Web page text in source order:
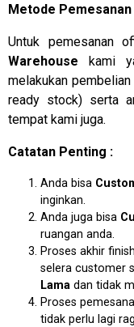
Metode
Untuk pemesanan
Warehouse kami
melakukan
ready stock) serta
tempat kami juga.
Catatan Penting :
Anda bisa
inginkan.
Anda juga bisa
ruangan anda.
Proses akhir
selera customer
Lama dan tidak
Proses
tidak perlu lagi